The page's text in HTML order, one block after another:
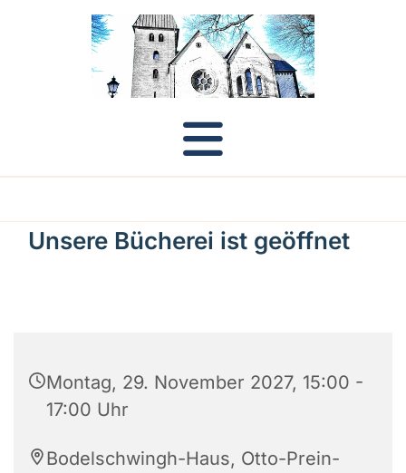
Unsere Bücherei ist geöffnet
Montag, 29. November 2027, 15:00 -
17:00 Uhr
Bodelschwingh-Haus, Otto-Prein-